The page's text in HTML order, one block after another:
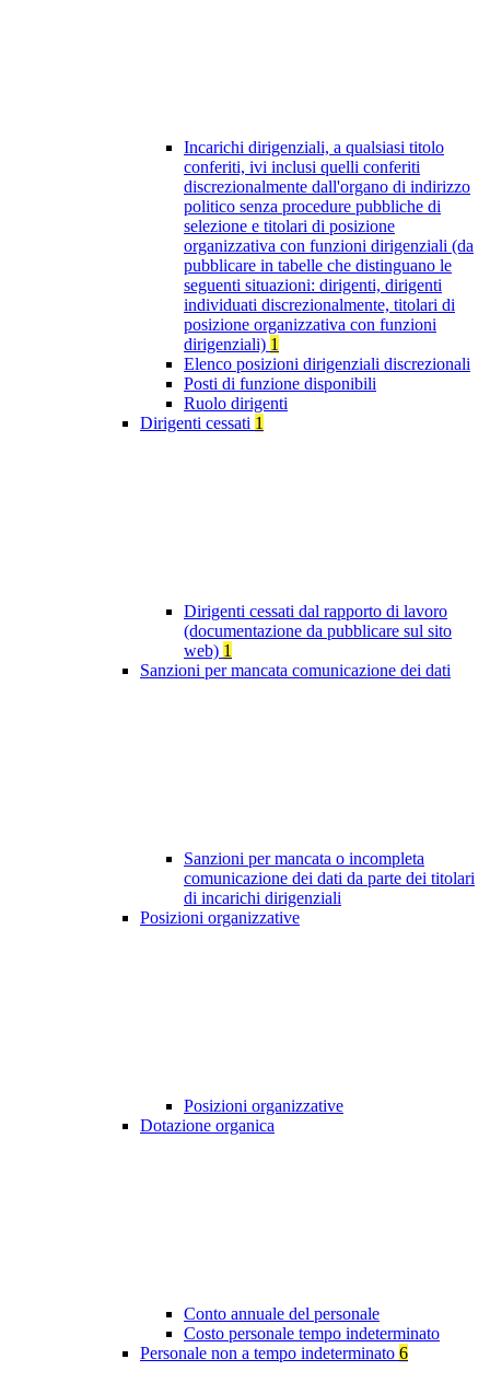
Incarichi dirigenziali, a qualsiasi titolo
conferiti, ivi inclusi quelli conferiti
discrezionalmente dall'organo di indirizzo
politico senza procedure pubbliche di
selezione e titolari di posizione
organizzativa con funzioni dirigenziali (da
pubblicare in tabelle che distinguano le
seguenti situazioni: dirigenti, dirigenti
individuati discrezionalmente, titolari di
posizione organizzativa con funzioni
dirigenziali) 1
Elenco posizioni dirigenziali discrezionali
Posti di funzione disponibili
Ruolo dirigenti
Dirigenti cessati 1
Dirigenti cessati dal rapporto di lavoro
(documentazione da pubblicare sul sito
web) 1
Sanzioni per mancata comunicazione dei dati
Sanzioni per mancata o incompleta
comunicazione dei dati da parte dei titolari
di incarichi dirigenziali
Posizioni organizzative
Posizioni organizzative
Dotazione organica
Conto annuale del personale
Costo personale tempo indeterminato
Personale non a tempo indeterminato 6